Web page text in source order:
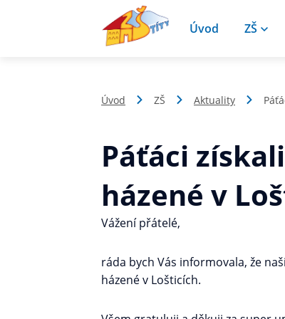
Úvod ZŠ
Úvod ZŠ Aktuality
Páťáci
házené v
Vážení přátelé,
ráda bych Vás informovala, že
házené v Lošticích.